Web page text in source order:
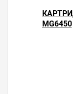
MG6450